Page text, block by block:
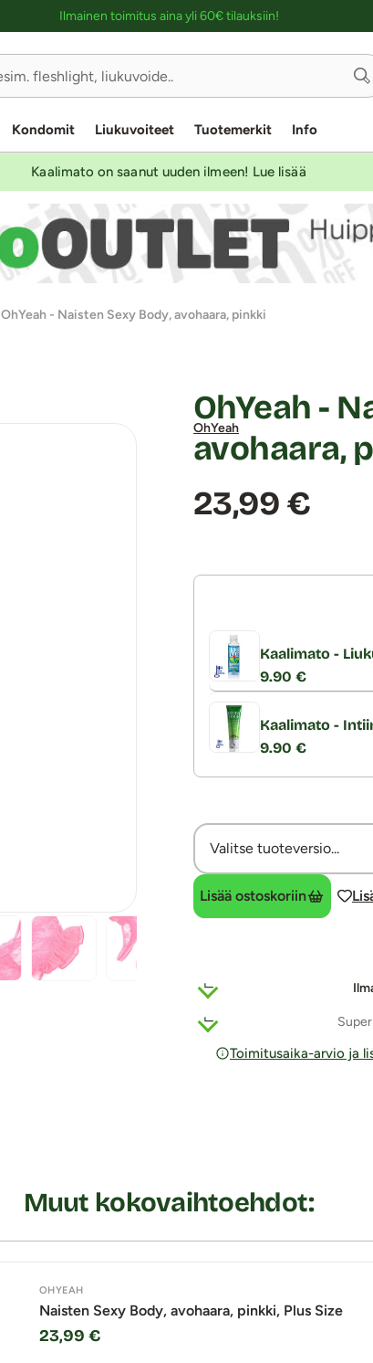
Ilmainen toimitus aina yli 60€ tilauksiin!
Kondomit Liukuvoiteet Tuotemerkit Info
Kaalimato on saanut uuden ilmeen! Lue lisää
OhYeah - Naisten Sexy Body, avohaara, pinkki
OhYeah
OhYeah -
avohaara,
Hinta:
23,99 €
Kaalimato -
9.90 €
Kaalimato -
9.90 €
Lisää ostoskoriin
Toimitusaika-arvio ja
Muut kokovaihtoehdot:
OHYEAH
Naisten Sexy Body, avohaara, pinkki, Plus Size
23,99 €